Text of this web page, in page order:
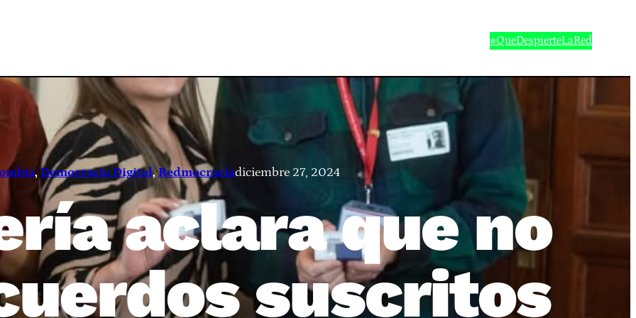
#QueDespierteLaRed
, Democracia Digital, Redmocraciadiciembre 27, 2024
aclara que no
suscritos